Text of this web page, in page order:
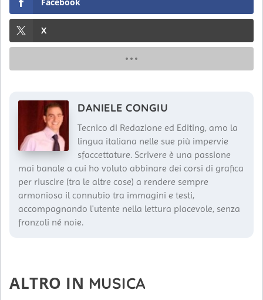
X
DANIELE CONGIU
Tecnico di Redazione ed Editing, amo la
lingua italiana nelle sue più impervie
sfaccettature. Scrivere è una passione
mai banale a cui ho voluto abbinare dei corsi di grafica
per riuscire (tra le altre cose) a rendere sempre
armonioso il connubio tra immagini e testi,
accompagnando l'utente nella lettura piacevole, senza
fronzoli né noie.
ALTRO IN MUSICA